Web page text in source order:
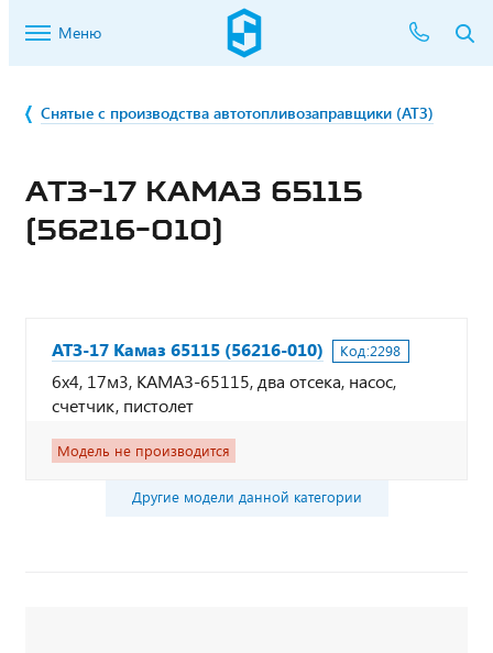
Меню
Снятые с производства автотопливозаправщики (АТЗ)
АТЗ-17 КАМАЗ 65115
(56216-010)
АТЗ-17 Камаз 65115 (56216-010) Код:2298
6х4, 17м3, КАМАЗ-65115, два отсека, насос,
счетчик, пистолет
Модель не производится
Другие модели данной категории